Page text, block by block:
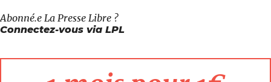
Abonné.e La Presse Libre ?
Connectez-vous via LPL